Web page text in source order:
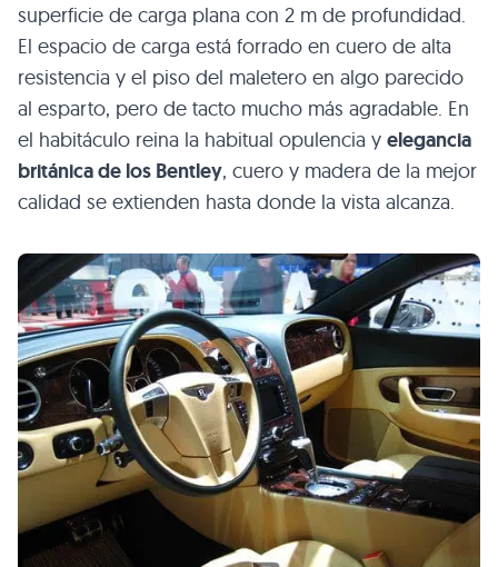
superficie de carga plana con 2 m de profundidad.
El espacio de carga está forrado en cuero de alta
resistencia y el piso del maletero en algo parecido
al esparto, pero de tacto mucho más agradable. En
el habitáculo reina la habitual opulencia y elegancia
británica de los Bentley, cuero y madera de la mejor
calidad se extienden hasta donde la vista alcanza.